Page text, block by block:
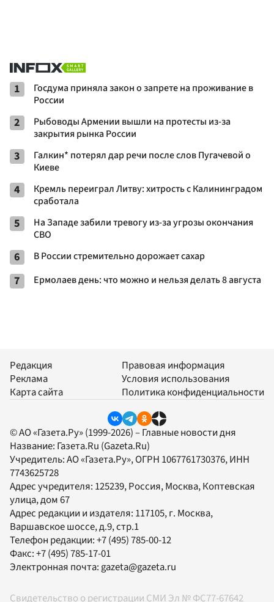
1
Госдума приняла закон о запрете на проживание в
России
2
Рыбоводы Армении вышли на протесты из-за
закрытия рынка России
3
Галкин* потерял дар речи после слов Пугачевой о
Киеве
4
Кремль переиграл Литву: хитрость с Калининградом
сработала
5
На Западе забили тревогу из-за угрозы окончания
СВО
6 В России стремительно дорожает сахар
7 Ермолаев день: что можно и нельзя делать 8 августа
Редакция
Реклама
Карта сайта
Правовая информация
Условия использования
Политика конфиденциальности
© АО «Газета.Ру» (1999-2026) – Главные новости дня
Название: Газета.Ru (Gazeta.Ru)
Учредитель:АО «Газета.Ру», ОГРН 1067761730376, ИНН
7743625728
Адрес учредителя: 125239, Россия, Москва, Коптевская
улица, дом 67
Адрес редакции и издателя: 117105, г. Москва,
Варшавское шоссе, д.9, стр.1
Телефон редакции:+7 (495) 785-00-12
Факс:+7 (495) 785-17-01
Электронная почта: gazeta@gazeta.ru
Свидетельство о регистрации СМИ Эл № ФС77-67642